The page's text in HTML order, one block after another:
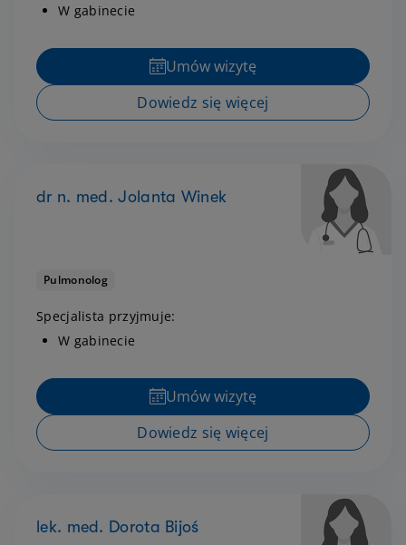
W gabinecie
Umów wizytę
Dowiedz się więcej
dr n. med. Jolanta Winek
Pulmonolog
Specjalista przyjmuje:
W gabinecie
Umów wizytę
Dowiedz się więcej
lek. med. Dorota Bijoś